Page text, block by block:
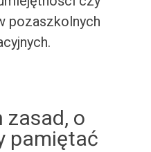
pozaszkolnych
zasad, o
pamiętać